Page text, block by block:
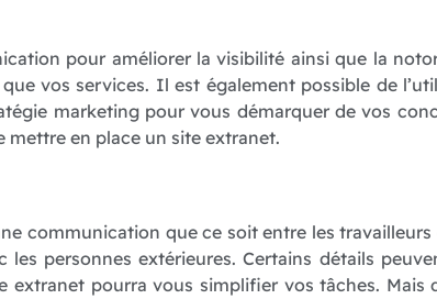
pour améliorer la visibilité ainsi que la
vos services. Il est également possible de
marketing pour vous démarquer de vos
mettre en place un site extranet.
communication que ce soit entre les
personnes extérieures. Certains détails
extranet pourra vous simplifier vos tâches.